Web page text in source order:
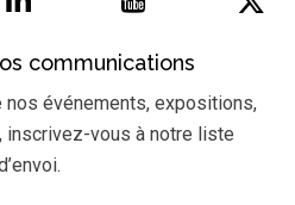
communications
nos événements, expositions,
inscrivez-vous à notre liste